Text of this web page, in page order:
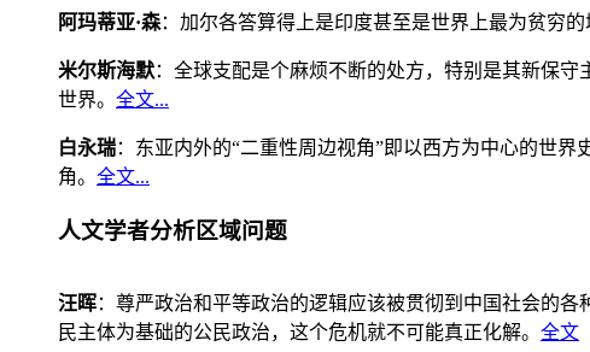
阿玛蒂亚·森：加尔各答算得上是印度甚至是世界上最为贫穷
米尔斯海默：全球支配是个麻烦不断的处方，特别是其新保
世界。 全文...
白永瑞：东亚内外的“二重性周边视角”即以西方为中心的世
角。 全文...
人文学者分析区域问题
汪晖：尊严政治和平等政治的逻辑应该被贯彻到中国社会的
民主体为基础的公民政治，这个危机就不可能真正化解。 全文